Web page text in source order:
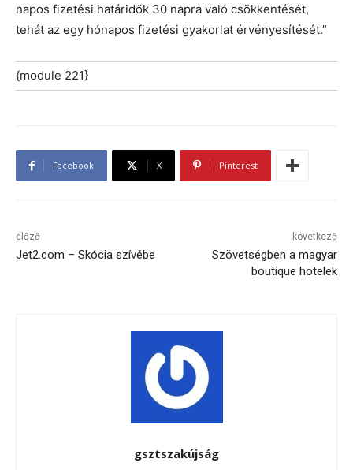
napos fizetési határidők 30 napra való csökkentését,
tehát az egy hónapos fizetési gyakorlat érvényesítését.”
{module 221}
Facebook X Pinterest
előző
Jet2.com – Skócia szívébe
következő
Szövetségben a magyar
boutique hotelek
gsztszakújság